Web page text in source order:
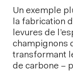
Un exemple
la fabrication
levures de
champignons
transformant
de carbone –